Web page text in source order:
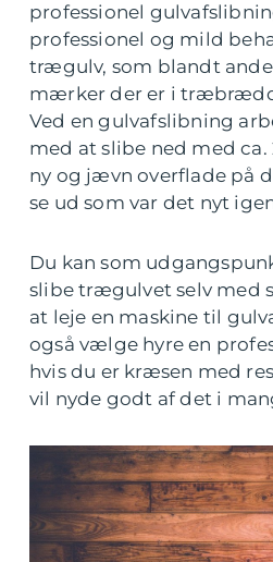
professionel
professionel og mild
trægulv, som blandt
mærker der er i
Ved en gulvafslibning
med at slibe ned med ca.
ny og jævn overflade på
se ud som var det nyt
Du kan som
slibe trægulvet selv med
at leje en maskine til
også vælge hyre en
hvis du er kræsen med
vil nyde godt af det i